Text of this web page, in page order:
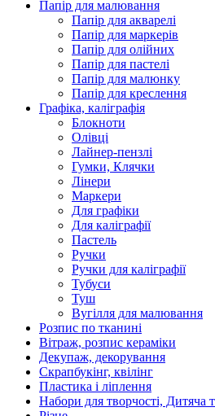
Папір для малювання
Папір для акварелі
Папір для маркерів
Папір для олійних
Папір для пастелі
Папір для малюнку
Папір для креслення
Графіка, каліграфія
Блокноти
Олівці
Лайнер-пензлі
Гумки, Клячки
Лінери
Маркери
Для графіки
Для каліграфії
Пастель
Ручки
Ручки для каліграфії
Тубуси
Туш
Вугілля для малювання
Розпис по тканині
Вітраж, розпис кераміки
Декупаж, декорування
Скрапбукінг, квілінг
Пластика і ліплення
Набори для творчості, Дитяча